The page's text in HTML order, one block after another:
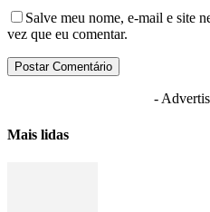
Salve meu nome, e-mail e site
vez que eu comentar.
-
Mais lidas